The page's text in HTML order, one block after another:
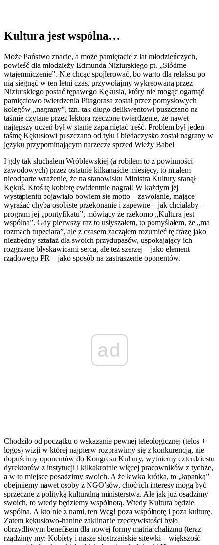
Kultura jest wspólna…
Może Państwo znacie, a może pamiętacie z lat młodzieńczych,
powieść dla młodzieży Edmunda Niziurskiego pt. „Siódme
wtajemniczenie”. Nie chcąc spojlerować, bo warto dla relaksu po
nią sięgnąć w ten letni czas, przywołajmy wykreowaną przez
Niziurskiego postać tępawego Kękusia, który nie mogąc ogarnąć
pamięciowo twierdzenia Pitagorasa został przez pomysłowych
kolegów „nagrany”, tzn. tak długo delikwentowi puszczano na
taśmie czytane przez lektora rzeczone twierdzenie, że nawet
najtępszy uczeń był w stanie zapamiętać treść. Problem był jeden –
taśmę Kękusiowi puszczano od tyłu i biedaczysko został nagrany w
języku przypominającym narzecze sprzed Wieży Babel.
I gdy tak słuchałem Wróblewskiej (a robiłem to z powinności
zawodowych) przez ostatnie kilkanaście miesięcy, to miałem
nieodparte wrażenie, że na stanowisku Ministra Kultury stanął
Kękuś. Ktoś tę kobietę ewidentnie nagrał! W każdym jej
wystąpieniu pojawiało bowiem się motto – zawołanie, mające
wyrażać chyba osobiste przekonanie i zapewne – jak chciałaby –
program jej „pontyfikatu”, mówiący że rzekomo „Kultura jest
wspólna”. Gdy pierwszy raz to usłyszałem, to pomyślałem, że „ma
rozmach tupeciara”, ale z czasem zacząłem rozumieć tę frazę jako
niezbędny sztafaż dla swoich przydupasów, uspokajający ich
rozgrzane błyskawicami serca, ale też szerzej – jako element
rządowego PR – jako sposób na zastraszenie oponentów.
ad
Chodziło od początku o wskazanie pewnej teleologicznej (telos +
logos) wizji w której najpierw rozprawimy się z konkurencją, nie
dopuścimy oponentów do Kongresu Kultury, wytniemy czterdziestu
dyrektorów z instytucji i kilkakrotnie więcej pracowników z tychże,
a w to miejsce posadzimy swoich. A że ławka krótka, to „łapanką”
obejmiemy nawet osoby z NGO’sów, choć ich interesy mogą być
sprzeczne z polityką kulturalną ministerstwa. Ale jak już osadzimy
swoich, to wtedy będziemy wspólnotą. Wtedy Kultura będzie
wspólna. A kto nie z nami, ten Weg! poza wspólnotę i poza kulturę.
Zatem kękusiowo-hanine zaklinanie rzeczywistości było
obrzydliwym benefisem dla nowej formy matriarchalizmu (teraz
rządzimy my: Kobiety i nasze siostrzańskie sitewki – większość